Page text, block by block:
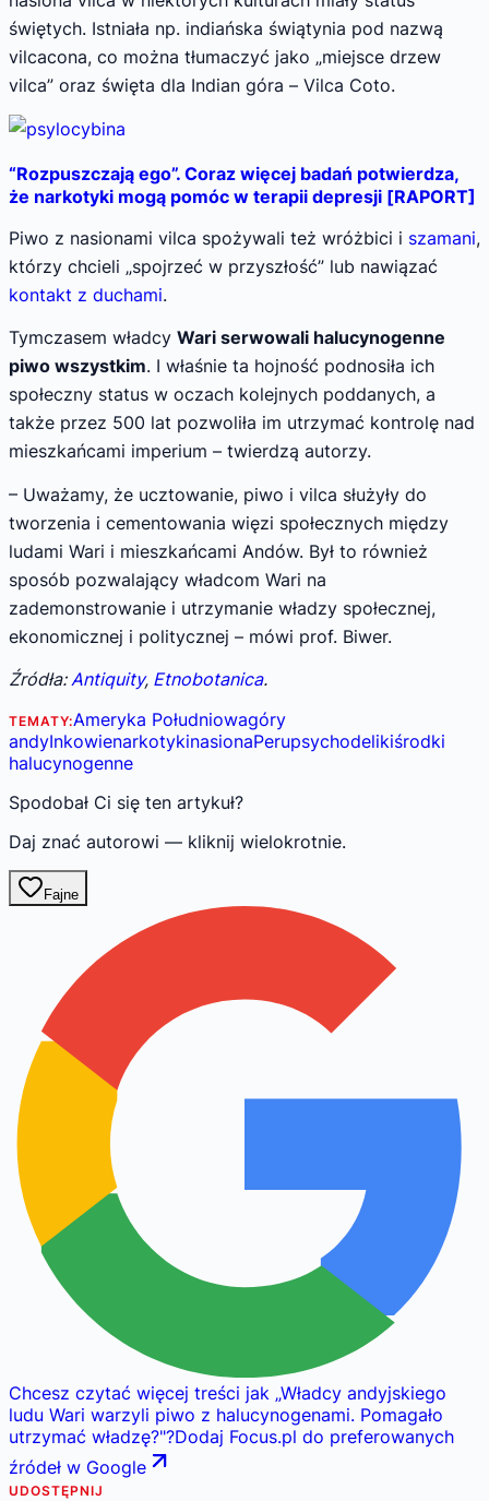
świętych. Istniała np. indiańska świątynia pod nazwą
vilcacona, co można tłumaczyć jako „miejsce drzew
vilca” oraz święta dla Indian góra – Vilca Coto.
“Rozpuszczają ego”. Coraz więcej badań potwierdza,
że narkotyki mogą pomóc w terapii depresji [RAPORT]
Piwo z nasionami vilca spożywali też wróżbici i szamani,
którzy chcieli „spojrzeć w przyszłość” lub nawiązać
kontakt z duchami.
Tymczasem władcy Wari serwowali halucynogenne
piwo wszystkim. I właśnie ta hojność podnosiła ich
społeczny status w oczach kolejnych poddanych, a
także przez 500 lat pozwoliła im utrzymać kontrolę nad
mieszkańcami imperium – twierdzą autorzy.
– Uważamy, że ucztowanie, piwo i vilca służyły do
tworzenia i cementowania więzi społecznych między
ludami Wari i mieszkańcami Andów. Był to również
sposób pozwalający władcom Wari na
zademonstrowanie i utrzymanie władzy społecznej,
ekonomicznej i politycznej – mówi prof. Biwer.
Źródła:Antiquity, Etnobotanica.
TEMATY:Ameryka Południowagóry
andyInkowienarkotykinasionaPerupsychodelikiśrodki
halucynogenne
Spodobał Ci się ten artykuł?
Daj znać autorowi — kliknij wielokrotnie.
Fajne
Chcesz czytać więcej treści jak „Władcy andyjskiego
ludu Wari warzyli piwo z halucynogenami. Pomagało
utrzymać władzę?"?Dodaj Focus.pl do preferowanych
źródeł w Google
UDOSTĘPNIJ